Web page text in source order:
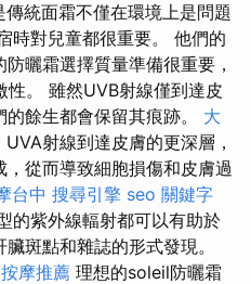
統面霜不僅在環境上是問題
時對兒童都很重要。 他們的
曬霜選擇質量準備很重要，
。 雖然UVB射線僅到達皮
餘生都會保留其痕跡。 大
UVA射線到達皮膚的更深層，
從而導致細胞損傷和皮膚過
台中 搜尋引擎 seo 關鍵字
的紫外線輻射都可以有助於
斑點和雜誌的形式發現。
摩推薦 理想的soleil防曬霜